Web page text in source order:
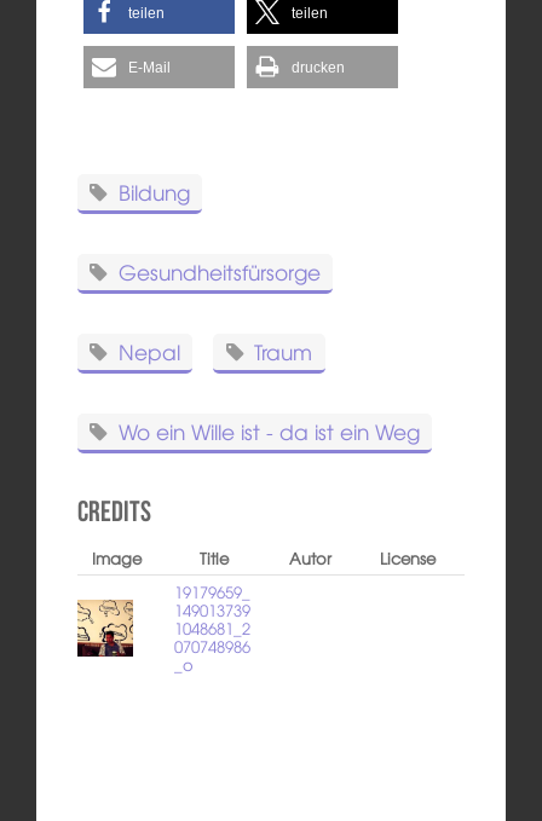
teilen teilen
E-Mail drucken
Bildung
Gesundheitsfürsorge
Nepal Traum
Wo ein Wille ist - da ist ein Weg
Credits
Image Title Autor
License
19179659_
149013739
1048681_2
070748986
_o